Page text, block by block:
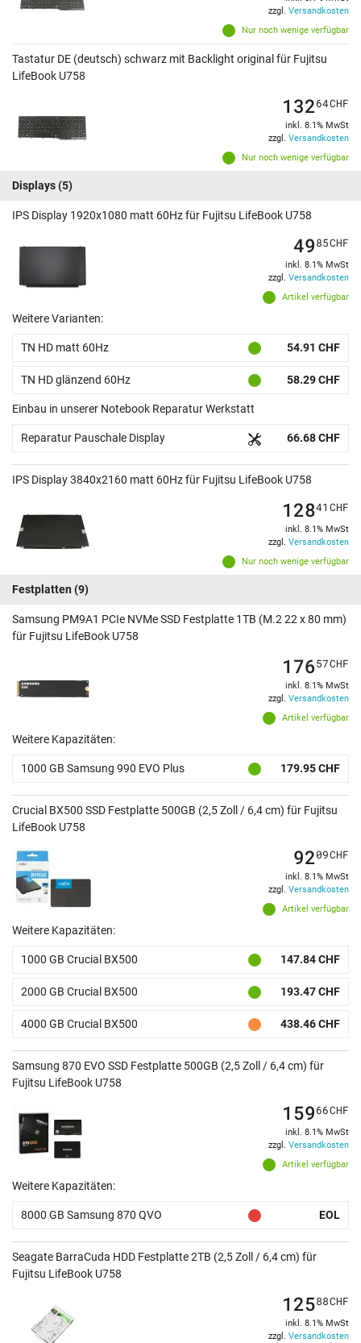
Nur noch wenige verfügbar
zzgl. Versandkosten
Tastatur DE (deutsch) schwarz mit Backlight original für Fujitsu
LifeBook U758
Nur noch wenige verfügbar
13264CHF
inkl. 8.1% MwSt
zzgl. Versandkosten
Displays(5)
IPS Display 1920x1080 matt 60Hz für Fujitsu LifeBook U758
Artikel verfügbar
4985CHF
inkl. 8.1% MwSt
zzgl. Versandkosten
Weitere Varianten:
TN HD matt 60Hz 54.91 CHF
TN HD glänzend 60Hz 58.29 CHF
Einbau in unserer Notebook Reparatur Werkstatt
Reparatur Pauschale Display 66.68 CHF
IPS Display 3840x2160 matt 60Hz für Fujitsu LifeBook U758
Nur noch wenige verfügbar
12841 CHF
inkl. 8.1% MwSt
zzgl. Versandkosten
Festplatten (9)
Samsung PM9A1 PCIe NVMe SSD Festplatte 1TB (M.2 22 x 80 mm)
für Fujitsu LifeBook U758
Artikel verfügbar
17657CHF
inkl. 8.1% MwSt
zzgl. Versandkosten
Weitere Kapazitäten:
1000 GB Samsung 990 EVO Plus 179.95 CHF
Crucial BX500 SSD Festplatte 500GB (2,5 Zoll / 6,4 cm) für Fujitsu
LifeBook U758
Artikel verfügbar
9209CHF
inkl. 8.1% MwSt
zzgl. Versandkosten
Weitere Kapazitäten:
1000 GB Crucial BX500 147.84 CHF
2000 GB Crucial BX500 193.47 CHF
4000 GB Crucial BX500 438.46 CHF
Samsung 870 EVO SSD Festplatte 500GB (2,5 Zoll / 6,4 cm) für
Fujitsu LifeBook U758
Artikel verfügbar
15966CHF
inkl. 8.1% MwSt
zzgl. Versandkosten
Weitere Kapazitäten:
8000 GB Samsung 870 QVO EOL
Seagate BarraCuda HDD Festplatte 2TB (2,5 Zoll / 6,4 cm) für
Fujitsu LifeBook U758
12588CHF
inkl. 8.1% MwSt
zzgl. Versandkosten